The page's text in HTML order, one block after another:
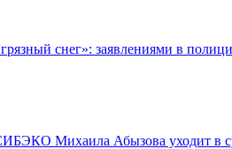
снег»: заявлениями в
Михаила Абызова уходит в